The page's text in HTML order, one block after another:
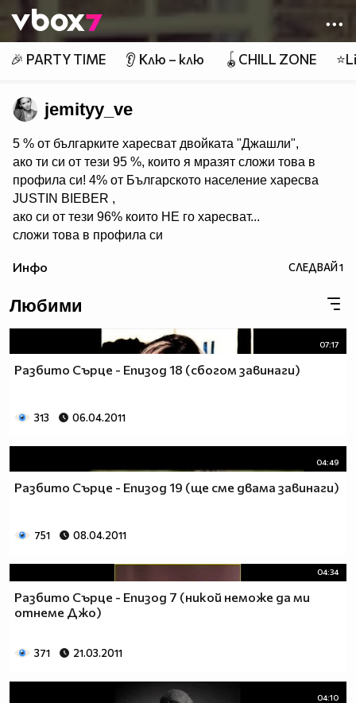
👾
🎉 PARTY TIME 👂 Клю – клю 🪀CHILL ZONE
jemityy_ve
5 % от българките харесват двойката "Джашли",
ако ти си от тези 95 %, които я мразят сложи това в
профила си! 4% от Българското население харесва
JUSTIN BIEBER ,
ако си от тези 96% които НЕ го харесват...
сложи това в профила си
Мy idols: Demi Lovato ♥ Jonas Brothers ♥ Selena Gomez
♥♥♥♥ღღღ♥ღღღ♥♥♥♥копирай
♥♥♥ღღღ♥♥♥ღღღ♥♥♥това
♥♥♥ღღღ♥♥♥ღღღ♥♥♥Ако
♥♥♥ღღღ♥♥♥ღღღ♥♥♥подкрепяш
♥♥♥♥ღღღ♥ღღღ♥♥♥♥Ник Джонас
♥♥♥♥♥♥ღღღღ♥♥♥♥♥борба
_____$$____$$$$___$$$_________$$$_____
____$$ ____$$_____$$$$___$$$_________$$$_____
Инфо СЛЕДВАЙ1
Любими
07:17
Разбито Сърце - Епизод 18 (сбогом завинаги)
313 06.04.2011
04:49
Разбито Сърце - Епизод 19 (ще сме двама завинаги)
751 08.04.2011
04:34
Разбито Сърце - Епизод 7 (никой неможе да ми
отнеме Джо)
371 21.03.2011
04:10